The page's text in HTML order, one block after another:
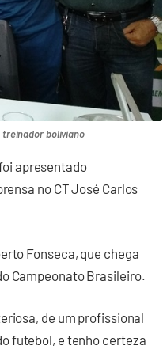
treinador boliviano
apresentado
no CT José Carlos
Fonseca, que chega
Campeonato Brasileiro.
de um profissional
futebol, e tenho certeza